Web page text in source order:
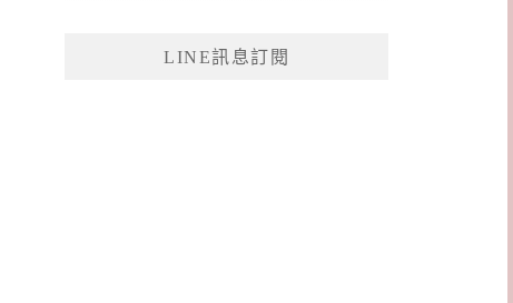
LINE訊息訂閱